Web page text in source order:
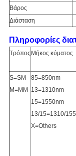
Βάρος
Διάσταση
Πληροφορίες
Τρόπος Μήκος κύματος
S=SM
M=MM
85=850nm
13=1310nm
15=1550nm
13/15=1310/
X=Others